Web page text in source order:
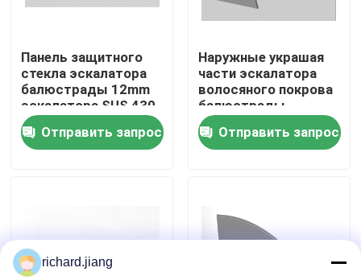
Свяжитесь с нами
Новости
Эскалатор двигая прогулки
Панель защитного
стекла эскалатора
балюстрады 12mm
эскалатора SUS 430
стеклянная
Отправить запрос
Наружные украшая
части эскалатора
волосяного покрова
балюстрады
эскалатора SUS304
запасные
Отправить запрос
richard.jiang